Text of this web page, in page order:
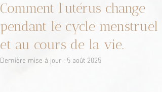
Comment l'utérus change
pendant le cycle menstruel
et au cours de la vie.
Dernière mise à jour : 5 août 2025